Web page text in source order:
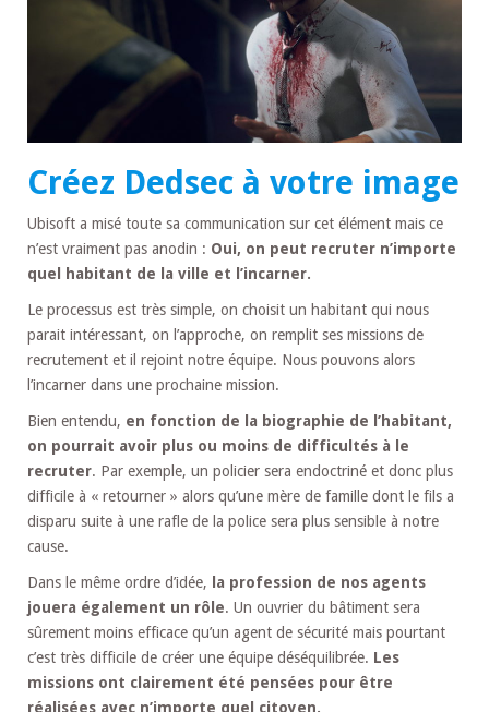
Créez Dedsec à votre image
Ubisoft a misé toute sa communication sur cet élément mais ce
n’est vraiment pas anodin : Oui, on peut recruter n’importe
quel habitant de la ville et l’incarner.
Le processus est très simple, on choisit un habitant qui nous
parait intéressant, on l’approche, on remplit ses missions de
recrutement et il rejoint notre équipe. Nous pouvons alors
l’incarner dans une prochaine mission.
Bien entendu, en fonction de la biographie de l’habitant,
on pourrait avoir plus ou moins de difficultés à le
recruter. Par exemple, un policier sera endoctriné et donc plus
difficile à « retourner » alors qu’une mère de famille dont le fils a
disparu suite à une rafle de la police sera plus sensible à notre
cause.
Dans le même ordre d’idée,
la profession de nos agents
jouera également un rôle. Un ouvrier du bâtiment sera
sûrement moins efficace qu’un agent de sécurité mais pourtant
c’est très difficile de créer une équipe déséquilibrée. Les
missions ont clairement été pensées pour être
réalisées avec n’importe quel citoyen.